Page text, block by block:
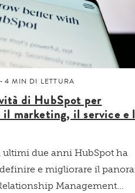
Confermo di
-4 MIN DI LETTURA
di HubSpot per
marketing, il service e
ultimi due anni HubSpot ha
e migliorare il
Management...